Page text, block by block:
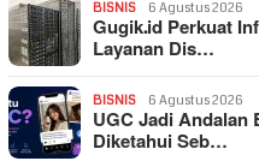
BISNIS 6 Agustus 2026
Gugik.id Perkuat
Layanan Dis…
BISNIS 6 Agustus 2026
UGC Jadi Andalan
Diketahui Seb…